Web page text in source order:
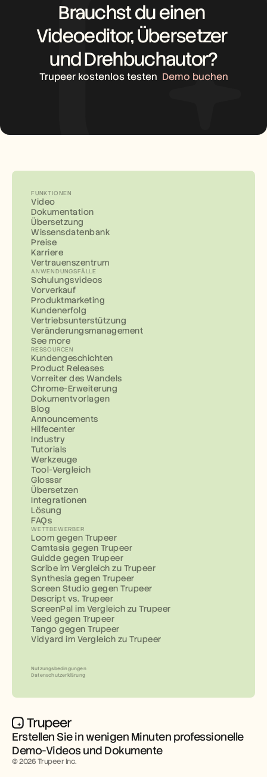
Brauchst du einen
Videoeditor, Übersetzer
und Drehbuchautor?
Trupeer kostenlos testen Demo buchen
Erstellen Sie in wenigen Minuten professionelle
Demo-Videos und Dokumente
© 2026 Trupeer Inc.
FUNKTIONEN
Video
Dokumentation
Übersetzung
Wissensdatenbank
Preise
Karriere
Vertrauenszentrum
ANWENDUNGSFÄLLE
Schulungsvideos
Vorverkauf
Produktmarketing
Kundenerfolg
Vertriebsunterstützung
Veränderungsmanagement
See more
RESSOURCEN
Kundengeschichten
Product Releases
Vorreiter des Wandels
Chrome-Erweiterung
Dokumentvorlagen
Blog
Announcements
Hilfecenter
Industry
Tutorials
Werkzeuge
Tool-Vergleich
Glossar
Übersetzen
Integrationen
Lösung
FAQs
WETTBEWERBER
Loom gegen Trupeer
Camtasia gegen Trupeer
Guidde gegen Trupeer
Scribe im Vergleich zu Trupeer
Synthesia gegen Trupeer
Screen Studio gegen Trupeer
Descript vs. Trupeer
ScreenPal im Vergleich zu Trupeer
Veed gegen Trupeer
Tango gegen Trupeer
Vidyard im Vergleich zu Trupeer
Nutzungsbedingungen
Datenschutzerklärung